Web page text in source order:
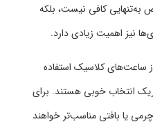
کافی نیست، بلکه
نیز اهمیت زیادی دارد.
ساعت‌های کلاسیک استفاده
انتخاب خوبی هستند. برای
یا بافتی مناسب‌تر خواهند